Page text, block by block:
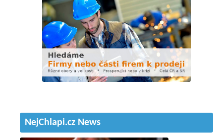
NejChlapi.cz News